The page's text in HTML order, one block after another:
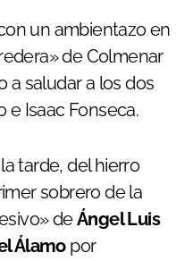
de Colmenar
a saludar a los dos
e Isaac Fonseca.
tarde, del hierro
sobrero de la
deÁngel Luis
Álamopor